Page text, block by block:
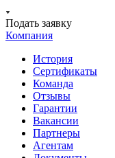
Подать заявку
Компания
История
Сертификаты
Команда
Отзывы
Гарантии
Вакансии
Партнеры
Агентам